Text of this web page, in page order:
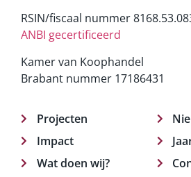
RSIN/fiscaal nummer
ANBI gecertificeerd
Kamer van Koophandel
Brabant nummer 17186431
Projecten
Impact
Wat doen wij?